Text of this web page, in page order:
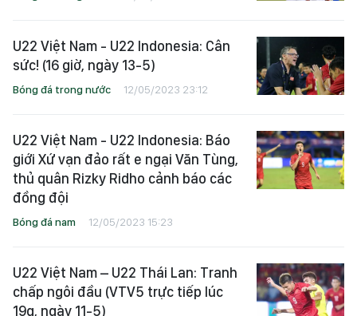
U22 Việt Nam - U22 Indonesia: Cân
sức! (16 giờ, ngày 13-5)
Bóng đá trong nước 12/05/2023 23:12
U22 Việt Nam - U22 Indonesia: Báo
giới Xứ vạn đảo rất e ngại Văn Tùng,
thủ quân Rizky Ridho cảnh báo các
đồng đội
Bóng đá nam 12/05/2023 15:23
U22 Việt Nam – U22 Thái Lan: Tranh
chấp ngôi đầu (VTV5 trực tiếp lúc
19g, ngày 11-5)